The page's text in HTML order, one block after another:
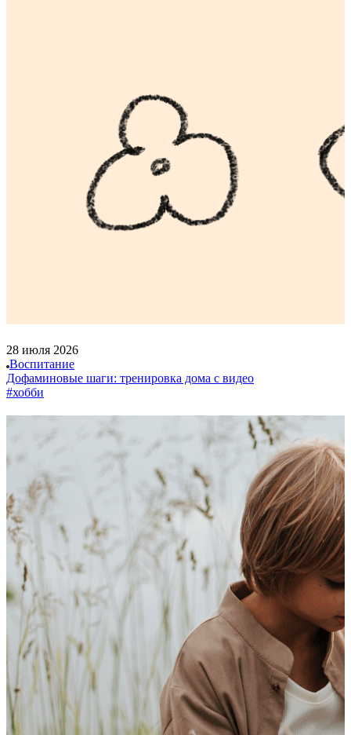
28 июля 2026
Воспитание
Дофаминовые шаги: тренировка дома с видео
#хобби